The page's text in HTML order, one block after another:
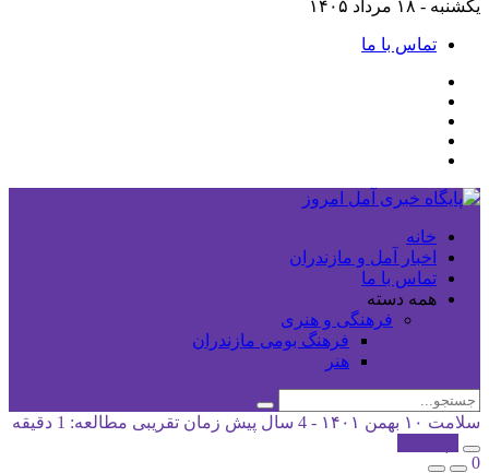
یکشنبه - ۱۸ مرداد ۱۴۰۵
تماس با ما
خانه
اخبار آمل و مازندران
تماس با ما
همه دسته
فرهنگی و هنری
فرهنگ بومی مازندران
هنر
سلامت ۱۰ بهمن ۱۴۰۱ - 4 سال پیش
زمان تقریبی مطالعه: 1 دقیقه
0